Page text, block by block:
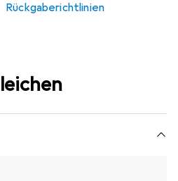
Rückgaberichtlinien